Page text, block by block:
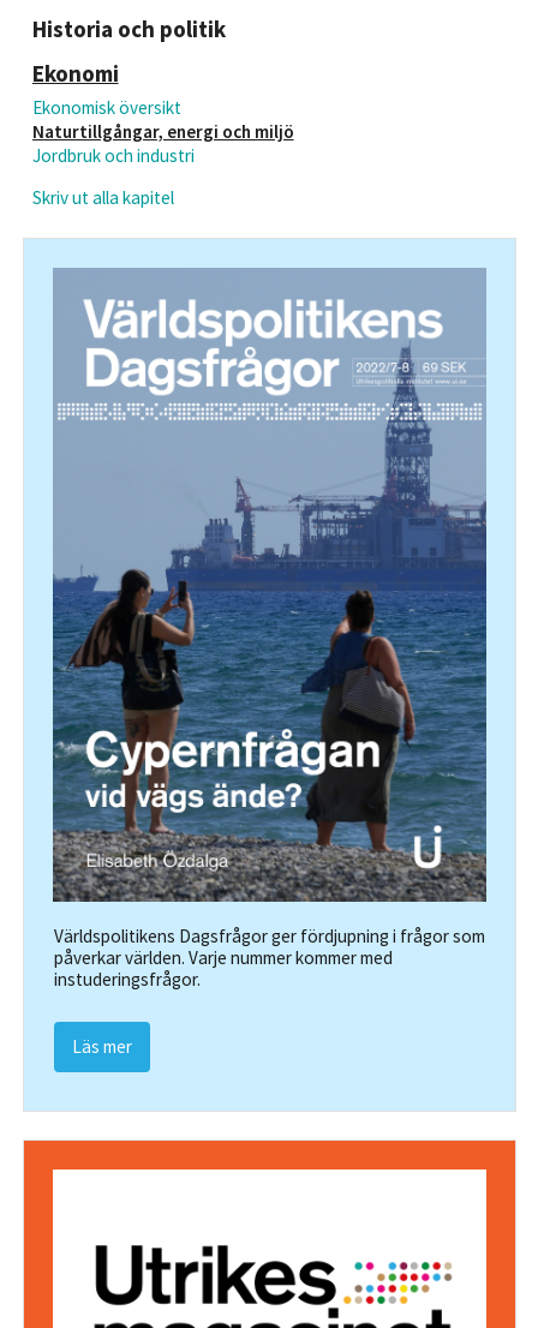
Historia och politik
Ekonomi
Ekonomisk översikt
Naturtillgångar, energi och miljö
Jordbruk och industri
Skriv ut alla kapitel
Världspolitikens Dagsfrågor ger fördjupning i frågor som
påverkar världen. Varje nummer kommer med
instuderingsfrågor.
Läs mer